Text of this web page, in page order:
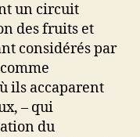
un circuit
des fruits et
considérés par
ils accaparent
– qui
du